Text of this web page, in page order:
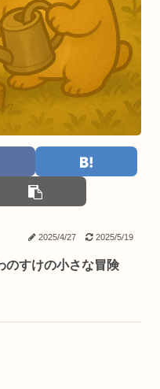
2025/4/27 2025/5/19
のすけの小さな冒険